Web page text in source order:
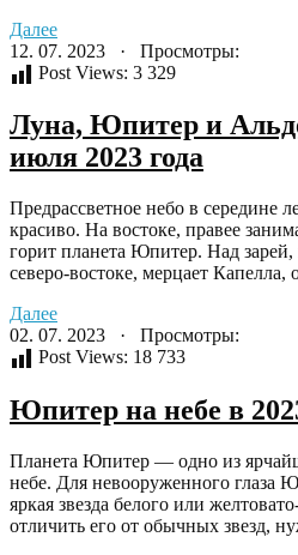
Далее
12. 07. 2023 · Просмотры:
Post Views: 3 329
Луна, Юпитер и
июля 2023 года
Предрассветное небо в середине
красиво. На востоке, правее
горит планета Юпитер. Над зарей,
северо-востоке, мерцает Капелла,
Далее
02. 07. 2023 · Просмотры:
Post Views: 18 733
Юпитер на небе в
Планета Юпитер — одно из
небе. Для невооруженного глаза
яркая звезда белого или
отличить его от обычных звезд,